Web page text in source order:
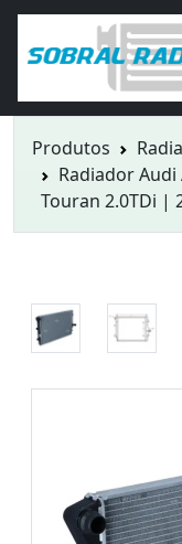
Produtos
Radiador Audi
Touran 2.0TDi |